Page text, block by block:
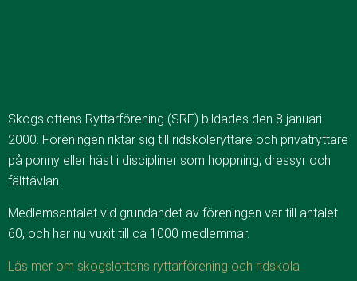
Skogslottens Ryttarförening (SRF) bildades den 8 januari
2000. Föreningen riktar sig till ridskoleryttare och privatryttare
på ponny eller häst i discipliner som hoppning, dressyr och
fälttävlan.
Medlemsantalet vid grundandet av föreningen var till antalet
60, och har nu vuxit till ca 1000 medlemmar.
Läs mer om skogslottens ryttarförening och ridskola